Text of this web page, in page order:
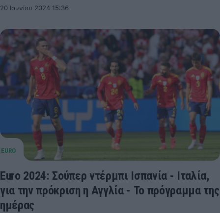
20 Ιουνίου 2024 15:36
Euro 2024: Σούπερ ντέρμπι Ισπανία - Ιταλία,
για την πρόκριση η Αγγλία - Το πρόγραμμα της
ημέρας